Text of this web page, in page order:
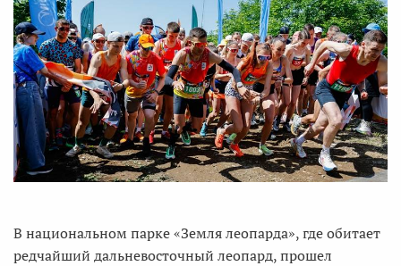
В национальном парке «Земля леопарда», где обитает
редчайший дальневосточный леопард, прошел